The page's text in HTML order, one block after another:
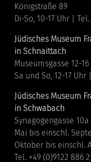
Königstraße 89
Di-So, 10-17 Uhr |
Jüdisches Museum
in Schnaittach
Museumsgasse 12-16
Sa und So, 12-17 Uhr
Jüdisches Museum
in Schwabach
Synagogengasse
Mai bis einschl.
Oktober bis einschl.
Tel. +49 (0)9122 886